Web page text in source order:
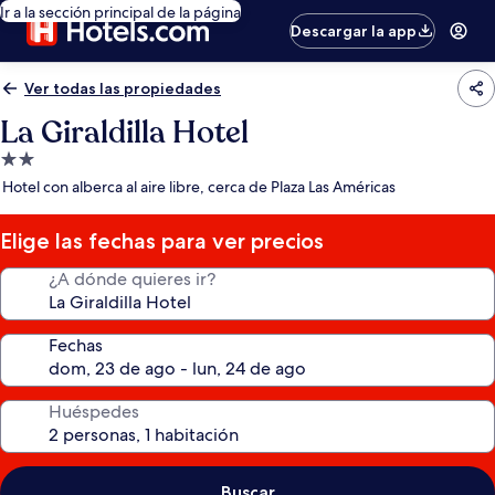
Ir a la sección principal de la página
Descargar la app
Ver todas las propiedades
La Giraldilla Hotel
Propiedad
de
estrellas
Hotel con alberca al aire libre, cerca de Plaza Las Américas
Elige las fechas para ver precios
¿A dónde quieres ir?
Fechas
Huéspedes